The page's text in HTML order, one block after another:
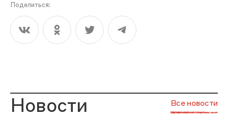
Поделиться:
Новости Все новости